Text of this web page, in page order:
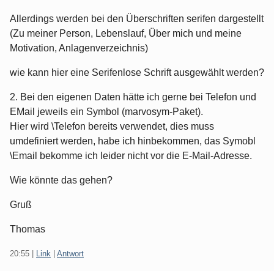
Allerdings werden bei den Überschriften serifen dargestellt
(Zu meiner Person, Lebenslauf, Über mich und meine
Motivation, Anlagenverzeichnis)
wie kann hier eine Serifenlose Schrift ausgewählt werden?
2. Bei den eigenen Daten hätte ich gerne bei Telefon und
EMail jeweils ein Symbol (marvosym-Paket).
Hier wird \Telefon bereits verwendet, dies muss
umdefiniert werden, habe ich hinbekommen, das Symobl
\Email bekomme ich leider nicht vor die E-Mail-Adresse.
Wie könnte das gehen?
Gruß
Thomas
20:55 Link Antwort